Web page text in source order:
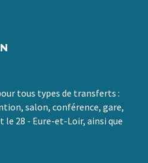
tous types de transferts :
salon, conférence, gare,
28 - Eure-et-Loir, ainsi que